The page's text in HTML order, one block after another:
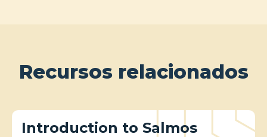
Recursos relacionados
Introduction to Salmos